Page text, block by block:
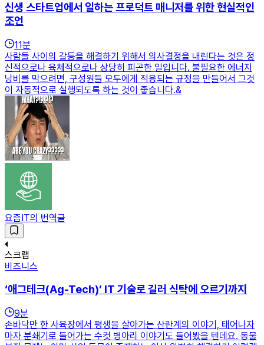
신생 스타트업에서 일하는 프로덕트 매니저를 위한 현실적인
조언
11분
사람들 사이의 갈등을 해결하기 위해서 의사결정을 내린다는 것은 정
신적으로나 육체적으로나 상당히 피곤한 일입니다. 불필요한 에너지
낭비를 막으려면, 구성원들 모두에게 적용되는 규정을 만들어서 그것
이 자동적으로 실행되도록 하는 것이 좋습니다.&
요즘IT의 번역글
스크랩
비즈니스
‘애그테크(Ag-Tech)’ IT 기술로 길러 식탁에 오르기까지
9분
손바닥만 한 사육장에서 평생을 살아가는 산란계의 이야기, 태어나자
마자 분쇄기로 들어가는 수컷 병아리 이야기도 들어봤을 텐데요. 동물